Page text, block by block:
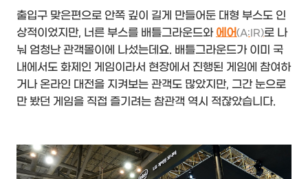
출입구 맞은편으로 안쪽 깊이 길게 만들어둔 대형 부스도 인
상적이었지만, 너른 부스를 배틀그라운드와 에어(A:IR)로 나
눠 엄청난 관객몰이에 나섰는데요. 배틀그라운드가 이미 국
내에서도 화제인 게임이라서 현장에서 진행된 게임에 참여하
거나 온라인 대전을 지켜보는 관객도 많았지만, 그간 눈으로
만 봤던 게임을 직접 즐기려는 참관객 역시 적잖았습니다.